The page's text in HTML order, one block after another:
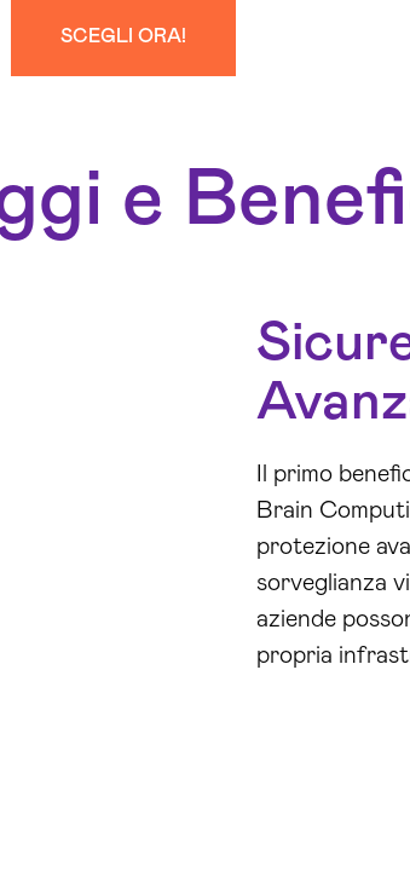
SCEGLI ORA!
e
Il primo
Brain
protezione
sorveglianza
aziende
propria